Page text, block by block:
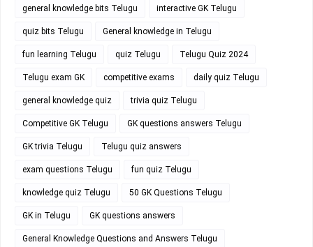
general knowledge bits Telugu interactive GK Telugu
quiz bits Telugu General knowledge in Telugu
fun learning Telugu quiz Telugu Telugu Quiz 2024
Telugu exam GK competitive exams daily quiz Telugu
general knowledge quiz trivia quiz Telugu
Competitive GK Telugu GK questions answers Telugu
GK trivia Telugu Telugu quiz answers
exam questions Telugu fun quiz Telugu
knowledge quiz Telugu 50 GK Questions Telugu
GK in Telugu GK questions answers
General Knowledge Questions and Answers Telugu